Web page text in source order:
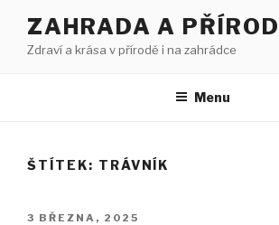
obsahu
ZAHRADA A
Zdraví a krása v přírodě i na zahrádce
Menu
ŠTÍTEK: TRÁVNÍK
PUBLIKOVÁNO
3 BŘEZNA, 2025